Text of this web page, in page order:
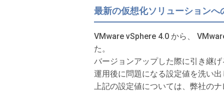
最新の仮想化ソリューションへ
VMware vSphere 4.0 から、
た。
バージョンアップした際に引き継
運用後に問題になる設定値を洗い
上記の設定値については、弊社の